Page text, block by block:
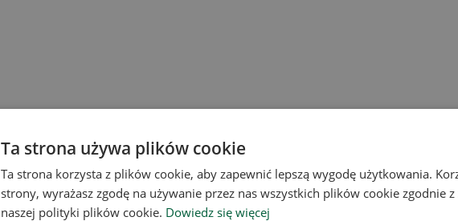
Ta strona używa plików cookie
Ta strona korzysta z plików cookie, aby zapewnić lepszą wygodę użytkowania.
strony, wyrażasz zgodę na używanie przez nas wszystkich plików cookie zgodnie
naszej polityki plików cookie. Dowiedz się więcej